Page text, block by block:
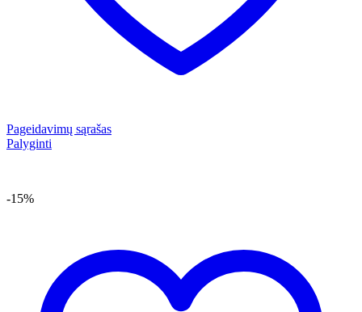
Pageidavimų sąrašas
Palyginti
-15%